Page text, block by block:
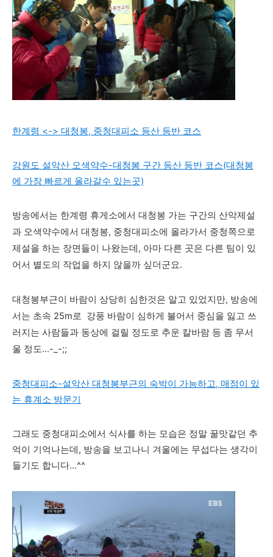
한계령 <-> 대청봉, 중청대피소 등산 등반 코스
강원도 설악산 오색약수-대청봉 구간 등산 등반 코스(대청봉
에 가장 빠르게 올라갈수 있는곳)
방송에서는 한계령 휴게소에서 대청봉 가는 구간의 산악제설
과 오색약수에서 대청봉, 중청대피소에 올라가서 중청쪽으로
제설을 하는 장면들이 나왔는데, 아마 다른 곳은 다른 팀이 있
어서 별도의 작업을 하지 않을까 싶더군요.
대청봉부근이 바람이 상당히 심한것은 알고 있었지만, 방송에
서는 초속 25m로 강풍 바람이 심하게 불어서 중심을 잃고 쓰
러지는 사람들과 동상에 걸릴 정도로 추운 칼바람 등 좀 무서
울 정도...-_-;;
중청대피소-설악산 대청봉부근의 숙박이 가능하고, 매점이 있
는 휴계소 방문기
그래도 중청대피소에서 식사를 하는 모습은 정말 꿀맛같던 추
억이 기억나는데, 방송을 보고나니 겨울에는 무섭다는 생각이
들기도 합니다...^^